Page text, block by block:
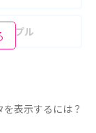
ップル
表示するには？